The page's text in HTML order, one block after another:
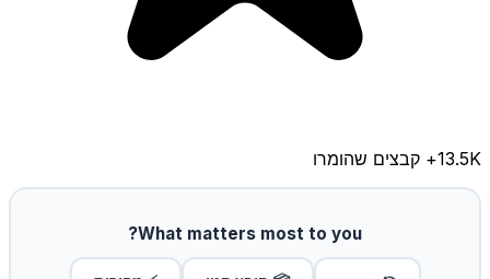
13.5K+ קבצים שהומרו
What matters most to you?